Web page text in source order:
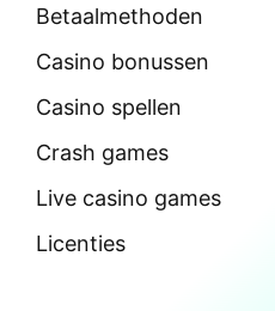
Betaalmethoden
Casino bonussen
Casino spellen
Crash games
Live casino games
Licenties